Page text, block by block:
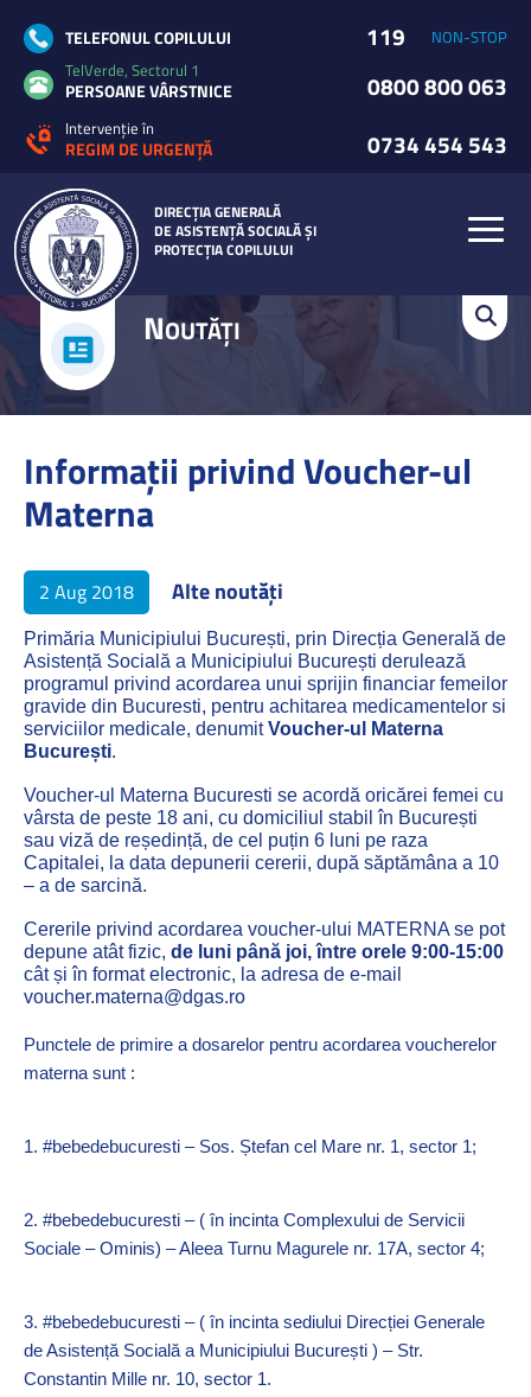
DIRECȚIA GENERALĂ
DE ASISTENȚĂ SOCIALĂ ȘI
PROTECȚIA COPILULUI
TELEFONUL COPILULUI 119
NON-STOP
TelVerde, Sectorul 1
PERSOANE VÂRSTNICE 0800 800 063
Intervenție în
REGIM DE URGENȚĂ 0734 454 543
NOUTĂȚI
Informații privind Voucher-ul
Materna
2 Aug 2018 Alte noutăți
Primăria Municipiului București, prin Direcția Generală de
Asistență Socială a Municipiului București derulează
programul privind acordarea unui sprijin financiar femeilor
gravide din Bucuresti, pentru achitarea medicamentelor si
serviciilor medicale, denumitVoucher-ul Materna
București.
Voucher-ul Materna Bucuresti se acordă oricărei femei cu
vârsta de peste 18 ani, cu domiciliul stabil în București
sau viză de reședință, de cel puțin 6 luni pe raza
Capitalei, la data depunerii cererii, după săptămâna a 10
– a de sarcină.
Cererile privind acordarea voucher-ului MATERNA se pot
depune atât fizic, de luni până joi, între orele 9:00-15:00
cât și în format electronic, la adresa de e-mail
voucher.materna@dgas.ro
Punctele de primire a dosarelor pentru acordarea voucherelor
materna sunt :
1. #bebedebucuresti – Sos. Ștefan cel Mare nr. 1, sector 1;
2. #bebedebucuresti – ( în incinta Complexului de Servicii
Sociale – Ominis) – Aleea Turnu Magurele nr. 17A, sector 4;
3. #bebedebucuresti – ( în incinta sediului Direcției Generale
de Asistență Socială a Municipiului București ) – Str.
Constantin Mille nr. 10, sector 1.